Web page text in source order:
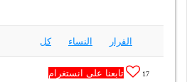
القرار النساء كل
17 تابعنا على انستغرام